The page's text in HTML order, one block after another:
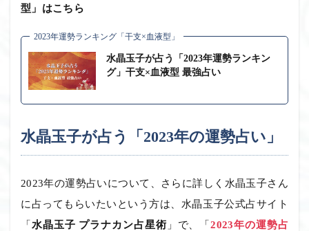
型」はこちら
2023年運勢ランキング「干支×血液型」
水晶玉子が占う「2023年運勢ランキン
グ」干支×血液型 最強占い
水晶玉子が占う「2023年の運勢占い」
2023年の運勢占いについて、さらに詳しく水晶玉子さん
に占ってもらいたいという方は、水晶玉子公式占サイト
「 水晶玉子 プラナカン占星術 」で、「2023年の運勢占